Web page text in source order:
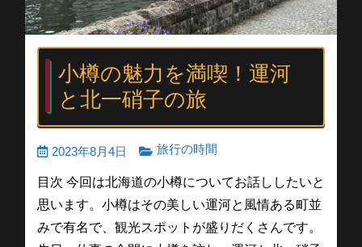
小樽の魅力を満喫！運河
と北一硝子の旅
2023年8月4日 旅行の時間
目次 今回は北海道の小樽についてお話ししたいと
思います。小樽はその美しい運河と風情ある町並
みで有名で、観光スポットが盛りだくさんです。